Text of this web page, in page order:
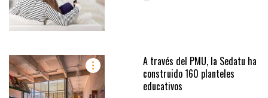
A través del PMU, la Sedatu ha
construido 160 planteles
educativos